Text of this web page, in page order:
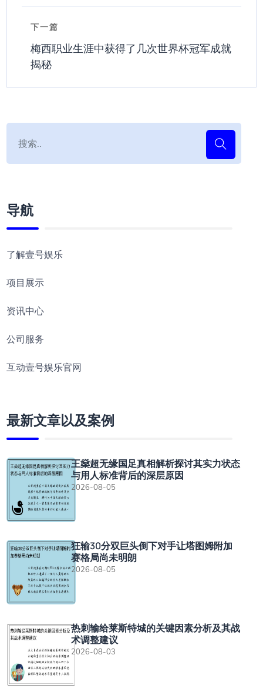
下一篇
梅西职业生涯中获得了几次世界杯冠军成就
揭秘
导航
了解壹号娱乐
项目展示
资讯中心
公司服务
互动壹号娱乐官网
最新文章以及案例
王燊超无缘国足真相解析探讨其实力状态
与用人标准背后的深层原因
2026-08-05
狂输30分双巨头倒下对手让塔图姆附加
赛格局尚未明朗
2026-08-05
热刺输给莱斯特城的关键因素分析及其战
术调整建议
2026-08-03